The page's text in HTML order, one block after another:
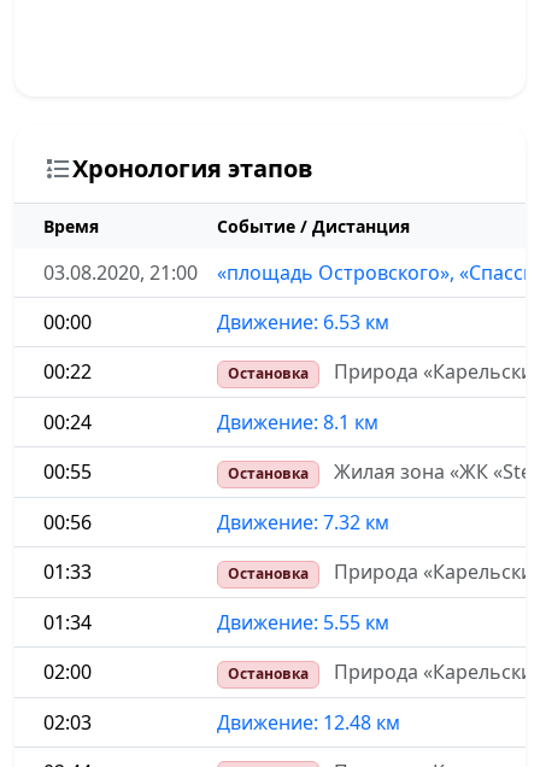
Хронология этапов
Время Событие / Дистанция
03.08.2020, 21:00
«площадь Островского»,
00:00
Движение: 6.53 км
00:22
Остановка
Природа
00:24
Движение: 8.1 км
00:55
Остановка
Жилая зона «ЖК
00:56
Движение: 7.32 км
01:33
Остановка
Природа
01:34
Движение: 5.55 км
02:00
Остановка
Природа
02:03
Движение: 12.48 км